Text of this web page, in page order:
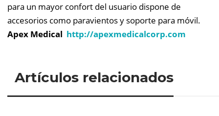
para un mayor confort del usuario dispone de
accesorios como paravientos y soporte para móvil.
Apex Medical http://apexmedicalcorp.com
Artículos relacionados